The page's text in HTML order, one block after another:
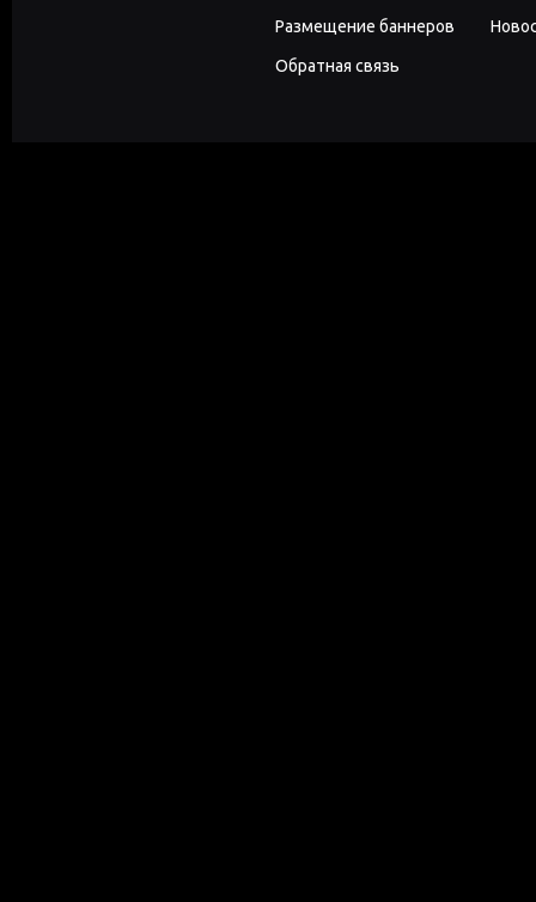
Размещение баннеров
Обратная связь